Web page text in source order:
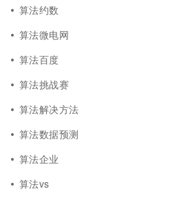
算法约数
算法微电网
算法百度
算法挑战赛
算法解决方法
算法数据预测
算法企业
算法vs